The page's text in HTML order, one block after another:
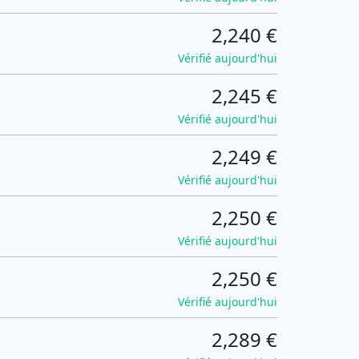
2,240 €
Vérifié aujourd'hui
2,245 €
Vérifié aujourd'hui
2,249 €
Vérifié aujourd'hui
2,250 €
Vérifié aujourd'hui
2,250 €
Vérifié aujourd'hui
2,289 €